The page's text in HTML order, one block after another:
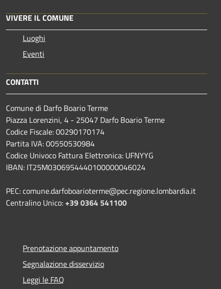
VIVERE IL COMUNE
Luoghi
Eventi
CONTATTI
Comune di Darfo Boario Terme
Piazza Lorenzini, 4 - 25047 Darfo Boario Terme
Codice Fiscale: 00290170174
Partita IVA: 00550530984
Codice Univoco Fattura Elettronica: UFNYYG
IBAN: IT25M0306954440100000046024
PEC: comune.darfoboarioterme@pec.regione.lombardia.it
Centralino Unico:+39 0364 541100
Prenotazione appuntamento
Segnalazione disservizio
Leggi le FAQ